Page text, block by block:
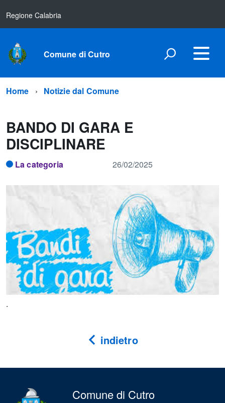
Regione Calabria
Comune di Cutro
Home Notizie dal Comune
BANDO DI GARA E
DISCIPLINARE
La categoria 26/02/2025
.
indietro
Comune di Cutro